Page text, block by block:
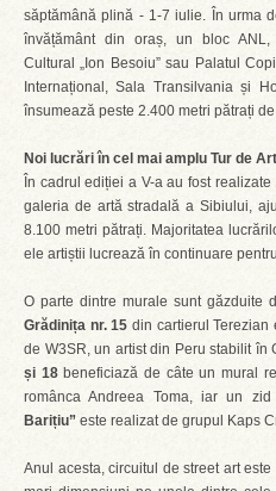
săptămână plină - 1-7 iulie. În urma
învățământ din oraș, un bloc ANL,
Cultural „Ion Besoiu” sau Palatul
Internațional, Sala Transilvania și
însumează peste 2.400 metri pătrați
Noi lucrări în cel mai amplu Tur de
În cadrul ediției a V-a au fost
galeria de artă stradală a Sibiului,
8.100 metri pătrați. Majoritatea
ele artiștii lucrează în continuare
O parte dintre murale sunt găzduite
Grădinița nr. 15 din cartierul Terezian
de W3SR, un artist din Peru stabilit în
și 18beneficiază de câte un mural
românca Andreea Toma, iar un
Barițiu” este realizat de grupul Kaps
Anul acesta, circuitul de street art